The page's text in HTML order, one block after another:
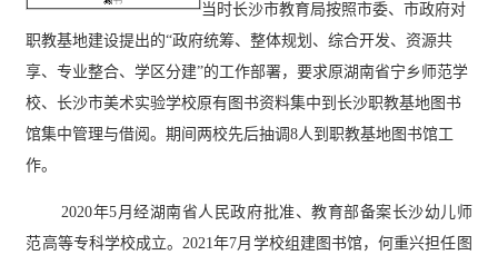
当时长沙市教育局按照市委、市政府对
职教基地建设提出的“政府统筹、整体规划、综合开发、资源共
享、专业整合、学区分建”的工作部署，要求原湖南省宁乡师范学
校、长沙市美术实验学校原有图书资料集中到长沙职教基地图书
馆集中管理与借阅。期间两校先后抽调8人到职教基地图书馆工
作。
2020年5月经湖南省人民政府批准、教育部备案长沙幼儿师
范高等专科学校成立。2021年7月学校组建图书馆，何重兴担任图